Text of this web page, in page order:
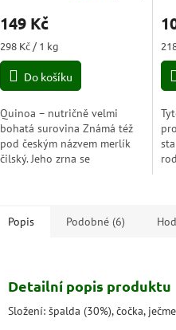
149 Kč
Měrná
cena:
298 Kč / 1 kg
Do košíku
Quinoa – nutričně velmi
bohatá surovina Známá též
pod českým názvem merlík
čilský. Jeho zrna se
Popis
Podobné (6)
Detailní popis produktu
Složení: špalda (30%), čočka,